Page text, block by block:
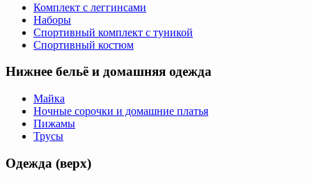
Комплект с леггинсами
Наборы
Спортивный комплект с туникой
Спортивный костюм
Нижнее бельё и домашняя одежда
Майка
Ночные сорочки и домашние платья
Пижамы
Трусы
Одежда (верх)